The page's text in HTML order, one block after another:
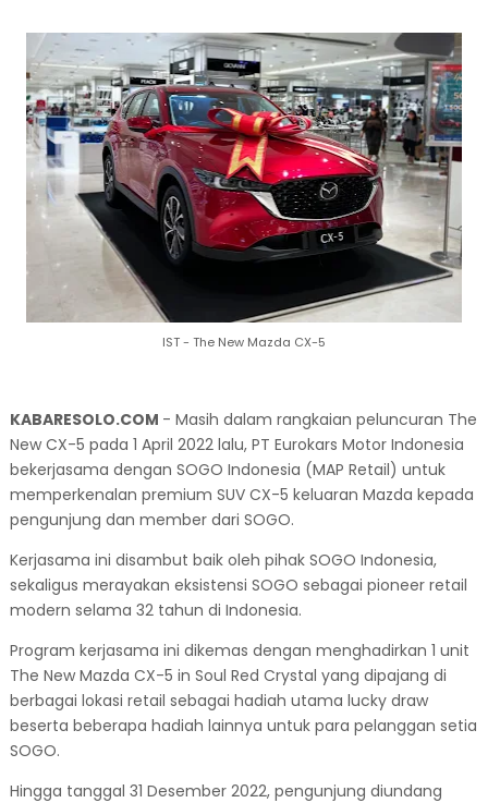
IST - The New Mazda CX-5
KABARESOLO.COM - Masih dalam rangkaian peluncuran The
New CX-5 pada 1 April 2022 lalu, PT Eurokars Motor Indonesia
bekerjasama dengan SOGO Indonesia (MAP Retail) untuk
memperkenalan premium SUV CX-5 keluaran Mazda kepada
pengunjung dan member dari SOGO.
Kerjasama ini disambut baik oleh pihak SOGO Indonesia,
sekaligus merayakan eksistensi SOGO sebagai pioneer retail
modern selama 32 tahun di Indonesia.
Program kerjasama ini dikemas dengan menghadirkan 1 unit
The New Mazda CX-5 in Soul Red Crystal yang dipajang di
berbagai lokasi retail sebagai hadiah utama lucky draw
beserta beberapa hadiah lainnya untuk para pelanggan setia
SOGO.
Hingga tanggal 31 Desember 2022, pengunjung diundang